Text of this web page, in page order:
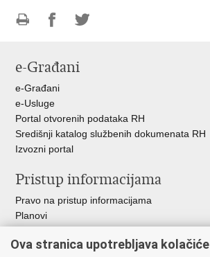
FacebookuTwitteru
e-Građani
e-Građani
e-Usluge
Portal otvorenih podataka RH
Središnji katalog službenih dokumenata RH
Izvozni portal
Pristup informacijama
Pravo na pristup informacijama
Planovi
Financijski dokumenti
Ova stranica upotrebljava kolačiće